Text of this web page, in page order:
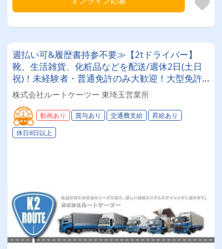
週払い可&履歴書持参不要≫【2tドライバー】
靴、生活雑貨、化粧品などを配送/週休2日(土日
祝)！未経験者・普通免許のみ大歓迎！大型免許
取得時は50%費用補助制度も有★インセン・賞
与・勤続給・子ども手当など待遇充実
株式会社ルートケーツー 東埼玉営業所
動画あり 賞与あり 交通費支給
昇給あり
休日8日以上